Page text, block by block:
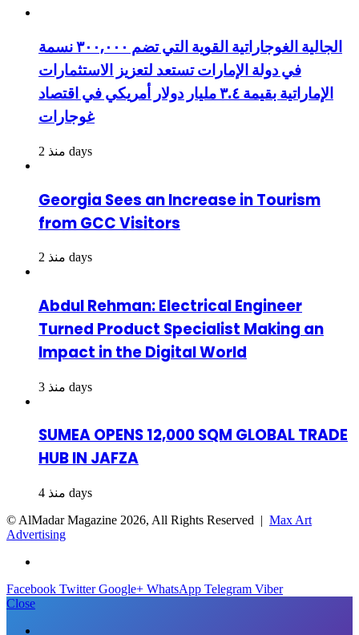
الجالية الغوجاراتية القوية التي تضم ٣٠٠,٠٠٠ نسمة
في دولة الإمارات تستعد لتعزيز الاستثمارات
الإماراتية بقيمة ٣.٤ مليار دولار أمريكي في اقتصاد
غوجارات
منذ 2 days
Georgia Sees an Increase in Tourism
from GCC Visitors
منذ 2 days
Abdul Rehman: Electrical Engineer
Turned Product Specialist Making an
Impact in the Digital World
منذ 3 days
SUMEA OPENS 12,000 SQM GLOBAL TRADE
HUB IN JAFZA
منذ 4 days
© AlMadar Magazine 2026, All Rights Reserved | Max Art
Advertising
Facebook Twitter Google+ WhatsApp Telegram Viber
Close